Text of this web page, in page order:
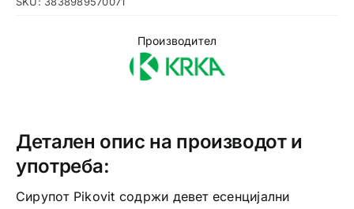
сируп
Производител
Детален опис на производот и
употреба:
Сирупот Pikovit содржи девет есенцијални